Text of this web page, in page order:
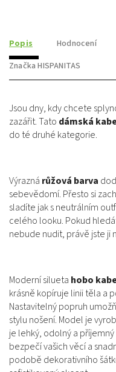
Popis Hodnocení
Značka HISPANITAS
Jsou dny, kdy chcete
zazářit. Tato dámská
do té druhé kategorie.
Výrazná růžová barva
sebevědomí. Přesto si
sladíte jak s neutrálním
celého looku. Pokud
nebude nudit, právě jste ji
Moderní silueta hobo
krásně kopíruje linii těla a
Nastavitelný popruh
stylu nošení. Model je
je lehký, odolný a
bezpečí vašich věcí a
podobě dekorativního